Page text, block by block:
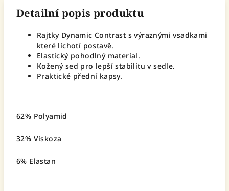
Detailní popis produktu
Rajtky Dynamic Contrast s výraznými vsadkami
které lichotí postavě.
Elastický pohodlný material.
Kožený sed pro lepší stabilitu v sedle.
Praktické přední kapsy.
62% Polyamid
32% Viskoza
6% Elastan